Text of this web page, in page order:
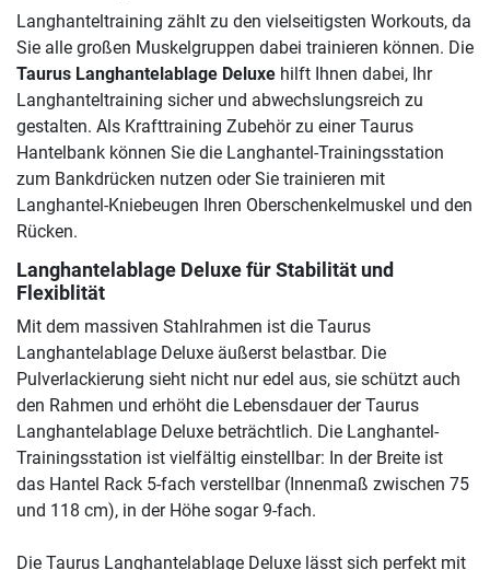
Langhanteltraining zählt zu den vielseitigsten Workouts, da
Sie alle großen Muskelgruppen dabei trainieren können. Die
Taurus Langhantelablage Deluxe hilft Ihnen dabei, Ihr
Langhanteltraining sicher und abwechslungsreich zu
gestalten. Als Krafttraining Zubehör zu einer Taurus
Hantelbank können Sie die Langhantel-Trainingsstation
zum Bankdrücken nutzen oder Sie trainieren mit
Langhantel-Kniebeugen Ihren Oberschenkelmuskel und den
Rücken.
Langhantelablage Deluxe für Stabilität und
Flexiblität
Mit dem massiven Stahlrahmen ist die Taurus
Langhantelablage Deluxe äußerst belastbar. Die
Pulverlackierung sieht nicht nur edel aus, sie schützt auch
den Rahmen und erhöht die Lebensdauer der Taurus
Langhantelablage Deluxe beträchtlich. Die Langhantel-
Trainingsstation ist vielfältig einstellbar: In der Breite ist
das Hantel Rack 5-fach verstellbar (Innenmaß zwischen 75
und 118 cm), in der Höhe sogar 9-fach.
Die Taurus Langhantelablage Deluxe lässt sich perfekt mit